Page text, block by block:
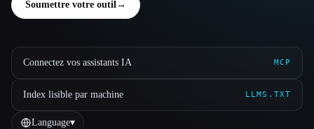
Soumettre votre outil→
Connectez vos assistants IA MCP
Index lisible par machine LLMS.TXT
Language▾